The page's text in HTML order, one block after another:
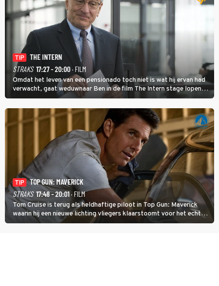
TIP
THE INTERN
STRAKS 17:27 - 20:00· FILM
Omdat het leven van een pensionado toch niet is wat hij ervan had
verwacht, gaat weduwnaar Ben in de film The Intern stage lopen
bij de hippe webwinkel van Jules, wat een gouden zet blijkt te zijn.
TIP
TOP GUN: MAVERICK
STRAKS 17:48 - 20:01· FILM
Tom Cruise is terug als heldhaftige piloot in Top Gun: Maverick
waarin hij een nieuwe lichting vliegers klaarstoomt voor het echte
werk.